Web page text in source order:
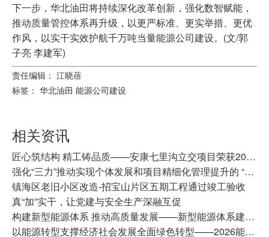
下一步，华北油田将持续深化改革创新，强化数智赋能，
推动质量管控体系再升级，以更严标准、更实举措、更优
作风，以实干实效护航千万吨当量能源公司建设。(文/郭
子亮 李建军)
责任编辑： 江晓蓓
标签： 华北油田 能源公司建设
相关资讯
匠心筑结构 精工铸品质——安康七里沟立交项目荣获2026年陕西省建筑业协会建筑优质结构工程奖
强化“三力”推动实现个体发展和项目精细化管理提升的 “双融双促”
镇海区老旧小区改造-招宝山片区五期工程通过竣工验收
真“加”实干，让党建与安全生产深融互促
构建新型能源体系 推动高质量发展——新型能源体系建设分论坛侧记
以能源转型支撑经济社会发展全面绿色转型——2026能源经济与碳达峰碳中和高质量发展论坛综述